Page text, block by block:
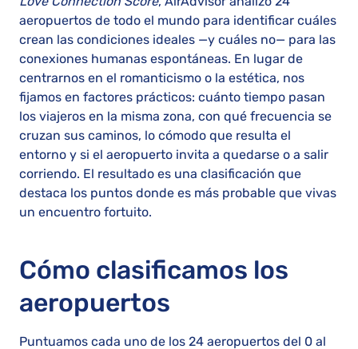
aeropuertos de todo el mundo para identificar cuáles
crean las condiciones ideales —y cuáles no— para las
conexiones humanas espontáneas. En lugar de
centrarnos en el romanticismo o la estética, nos
fijamos en factores prácticos: cuánto tiempo pasan
los viajeros en la misma zona, con qué frecuencia se
cruzan sus caminos, lo cómodo que resulta el
entorno y si el aeropuerto invita a quedarse o a salir
corriendo. El resultado es una clasificación que
destaca los puntos donde es más probable que vivas
un encuentro fortuito.
Cómo clasificamos los
aeropuertos
Puntuamos cada uno de los 24 aeropuertos del 0 al